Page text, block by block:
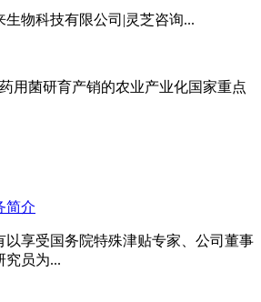
生物科技有限公司|灵芝咨询...
用菌研育产销的农业产业化国家重点
简介
以享受国务院特殊津贴专家、公司董事
究员为...